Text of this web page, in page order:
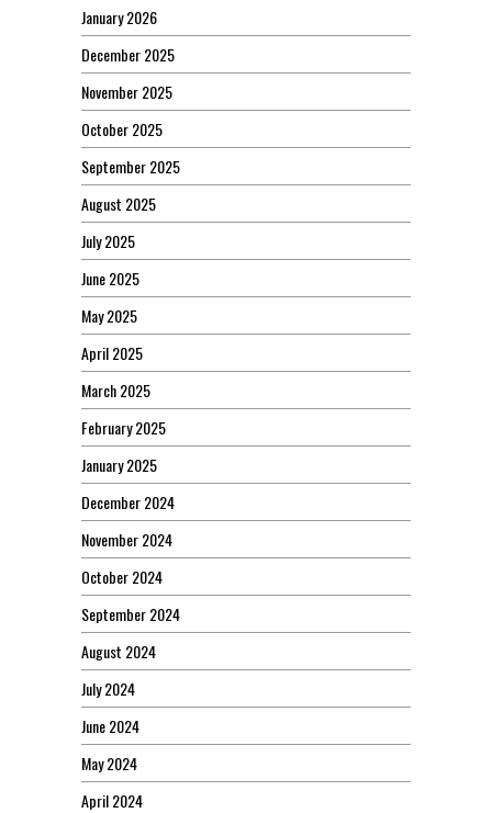
January 2026
December 2025
November 2025
October 2025
September 2025
August 2025
July 2025
June 2025
May 2025
April 2025
March 2025
February 2025
January 2025
December 2024
November 2024
October 2024
September 2024
August 2024
July 2024
June 2024
May 2024
April 2024